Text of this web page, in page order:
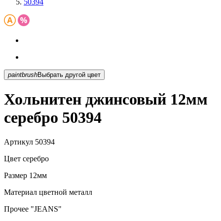
paintbrush Выбрать другой цвет
Хольнитен джинсовый 12мм
серебро 50394
Артикул 50394
Цвет серебро
Размер 12мм
Материал цветной металл
Прочее "JEANS"